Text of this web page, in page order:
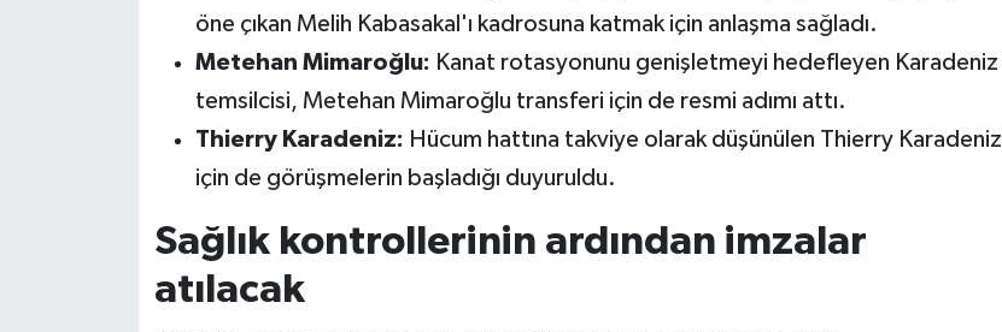
öne çıkan Melih Kabasakal'ı kadrosuna katmak için anlaşma sağladı.
Metehan Mimaroğlu: Kanat rotasyonunu genişletmeyi hedefleyen Karadeniz
temsilcisi, Metehan Mimaroğlu transferi için de resmi adımı attı.
Thierry Karadeniz: Hücum hattına takviye olarak düşünülen Thierry Karadeniz
için de görüşmelerin başladığı duyuruldu.
Sağlık kontrollerinin ardından imzalar
atılacak